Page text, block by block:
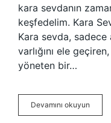
kara sevdanın
keşfedelim. Kara
Kara sevda, sadece
varlığını ele
yöneten bir…
Devamını okuyun
sevda